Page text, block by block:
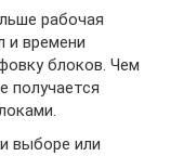
рабочая
и времени
блоков. Чем
получается
выборе или